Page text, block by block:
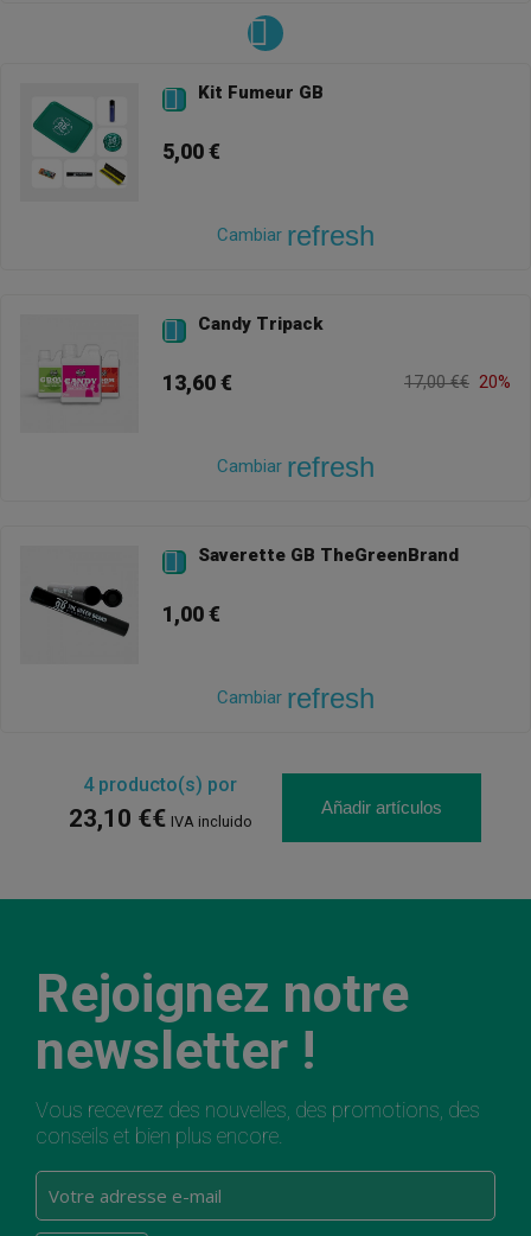
 Kit Fumeur GB
5,00 €
Cambiar refresh
 Candy Tripack
13,60 € 17,00 €€ 20%
Cambiar refresh
 Saverette GB TheGreenBrand
1,00 €
Cambiar refresh
4producto(s) por
23,10 €€ IVA incluido
Añadir artículos
Rejoignez notre
newsletter !
Vous recevrez des nouvelles, des promotions, des
conseils et bien plus encore.